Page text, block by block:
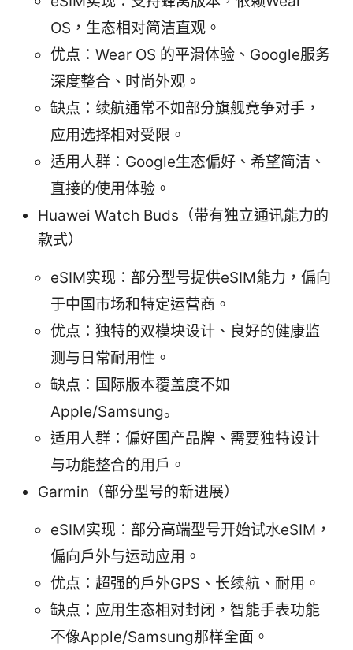
OS，生态相对简洁直观。
优点：Wear OS 的平滑体验、Google服务
深度整合、时尚外观。
缺点：续航通常不如部分旗舰竞争对手，
应用选择相对受限。
适用人群：Google生态偏好、希望简洁、
直接的使用体验。
Huawei Watch Buds（带有独立通讯能力的
款式）
eSIM实现：部分型号提供eSIM能力，偏向
于中国市场和特定运营商。
优点：独特的双模块设计、良好的健康监
测与日常耐用性。
缺点：国际版本覆盖度不如
Apple/Samsung。
适用人群：偏好国产品牌、需要独特设计
与功能整合的用户。
Garmin（部分型号的新进展）
eSIM实现：部分高端型号开始试水eSIM，
偏向户外与运动应用。
优点：超强的户外GPS、长续航、耐用。
缺点：应用生态相对封闭，智能手表功能
不像Apple/Samsung那样全面。